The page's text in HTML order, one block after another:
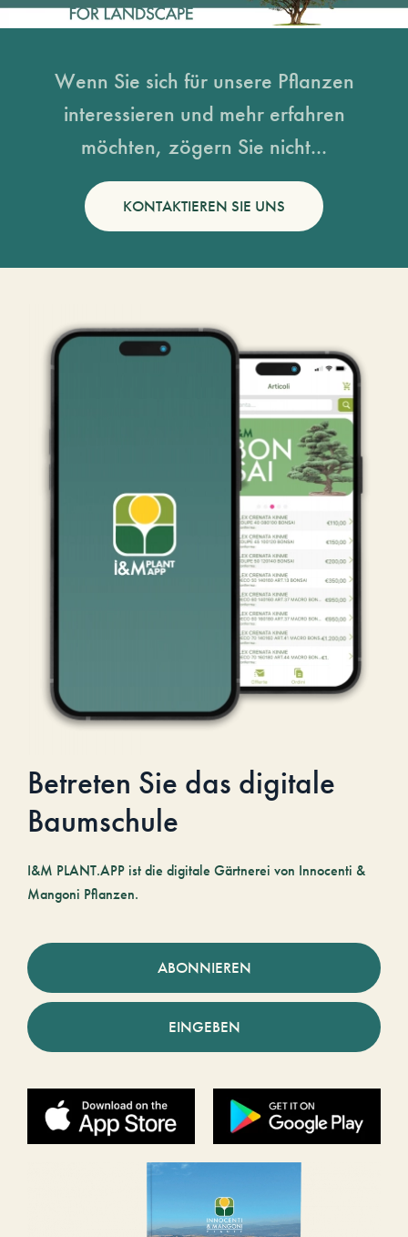
Wenn Sie sich für unsere Pflanzen
interessieren und mehr erfahren
möchten, zögern Sie nicht...
KONTAKTIEREN SIE UNS
Betreten Sie das digitale
Baumschule
I&M PLANT.APP ist die digitale Gärtnerei von Innocenti &
Mangoni Pflanzen.
ABONNIEREN
EINGEBEN